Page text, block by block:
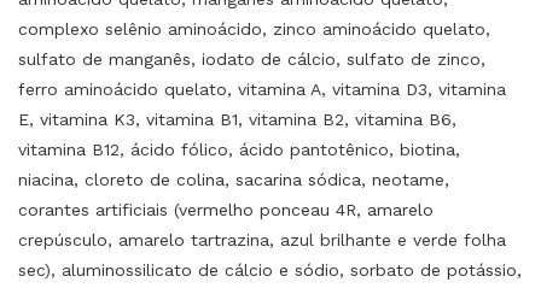
complexo selênio aminoácido, zinco aminoácido quelato,
sulfato de manganês, iodato de cálcio, sulfato de zinco,
ferro aminoácido quelato, vitamina A, vitamina D3, vitamina
E, vitamina K3, vitamina B1, vitamina B2, vitamina B6,
vitamina B12, ácido fólico, ácido pantotênico, biotina,
niacina, cloreto de colina, sacarina sódica, neotame,
corantes artificiais (vermelho ponceau 4R, amarelo
crepúsculo, amarelo tartrazina, azul brilhante e verde folha
sec), aluminossilicato de cálcio e sódio, sorbato de potássio,